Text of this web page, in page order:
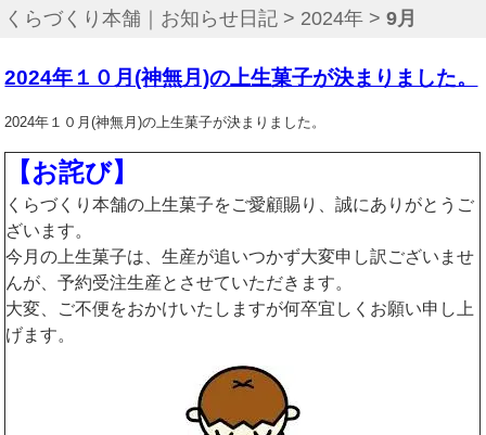
くらづくり本舗｜お知らせ日記 > 2024年 >9月
2024年１０月(神無月)の上生菓子が決まりました。
2024年１０月(神無月)の上生菓子が決まりました。
【お詫び】
くらづくり本舗の上生菓子をご愛顧賜り、誠にありがとうご
ざいます。
今月の上生菓子は、生産が追いつかず大変申し訳ございませ
んが、予約受注生産とさせていただきます。
大変、ご不便をおかけいたしますが何卒宜しくお願い申し上
げます。